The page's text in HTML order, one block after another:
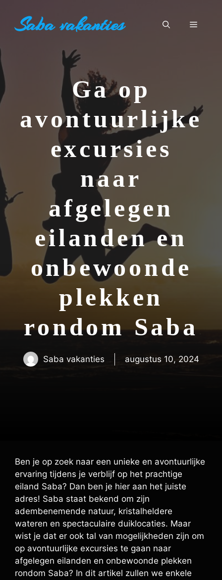
Saba vakanties Menu
Ga op
avontuurlijke
excursies
naar
afgelegen
eilanden en
onbewoonde
plekken
rondom Saba
Saba vakanties augustus 10, 2024
Ben je op zoek naar een unieke en avontuurlijke
ervaring tijdens je verblijf op het prachtige
eiland Saba? Dan ben je hier aan het juiste
adres! Saba staat bekend om zijn
adembenemende natuur, kristalheldere
wateren en spectaculaire duiklocaties. Maar
wist je dat er ook tal van mogelijkheden zijn om
op avontuurlijke excursies te gaan naar
afgelegen eilanden en onbewoonde plekken
rondom Saba? In dit artikel zullen we enkele